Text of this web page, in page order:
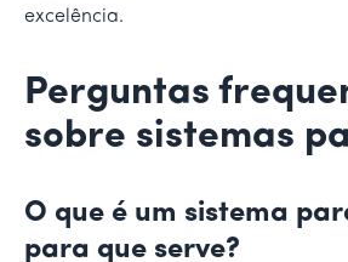
excelência.
Perguntas
sobre sistemas
O que é um sistema
para que serve?